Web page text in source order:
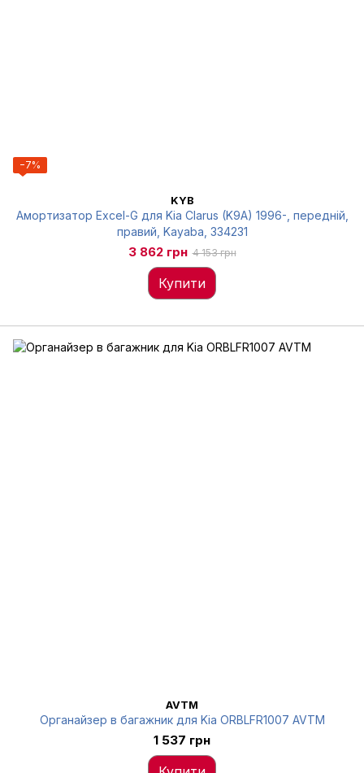
−7%
KYB
Амортизатор Excel-G для Kia Clarus (K9A) 1996-, передній,
правий, Kayaba, 334231
3 862 грн 4 153 грн
Купити
AVTM
Органайзер в багажник для Kia ORBLFR1007 AVTM
1 537 грн